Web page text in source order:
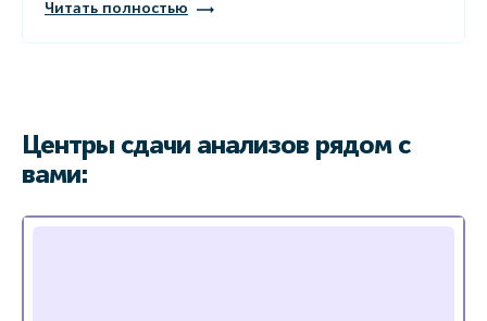
Читать полностью
Центры сдачи анализов рядом с
вами: